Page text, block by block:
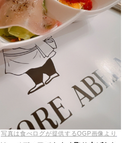
写真は食べログが提供するOGP画像より